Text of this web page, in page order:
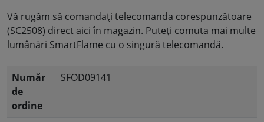
Vă rugăm să comandați telecomanda corespunzătoare
(SC2508) direct aici în magazin. Puteți comuta mai multe
lumânări SmartFlame cu o singură telecomandă.
Număr
de
ordine
SFOD09141